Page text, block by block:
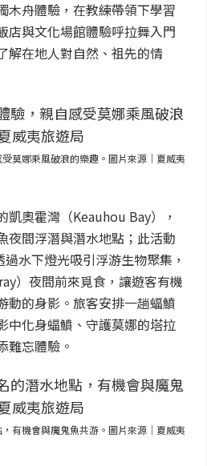
木舟體驗，在教練帶領下學習
店與文化場館體驗呼拉舞入門
解在地人對自然、祖先的情
莫娜乘風破浪的樂趣。圖片來源｜夏威夷
凱奧霍灣（Keauhou Bay），
夜間浮潛與潛水地點；此活動
水下燈光吸引浮游生物聚集，
）夜間前來覓食，讓遊客有機
動的身影。旅客安排一趟蝠鱝
中化身蝠鱝、守護莫娜的塔拉
難忘體驗。
有機會與魔鬼魚共游。圖片來源｜夏威夷